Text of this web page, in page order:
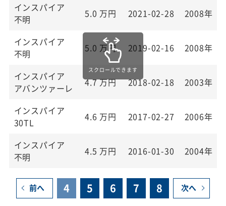
インスパイア
不明
5.0 万円 2021-02-28 2008年
インスパイア
不明
5.0 万円 2019-02-16 2008年
インスパイア
アバンツァーレ
4.7万円 2018-02-18 2003年
インスパイア
30TL
4.6 万円 2017-02-27 2006年
インスパイア
不明
4.5 万円 2016-01-30 2004年
前へ 4 5 6 7 8 次へ